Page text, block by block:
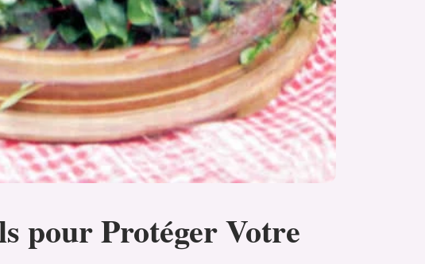
pour Protéger Votre